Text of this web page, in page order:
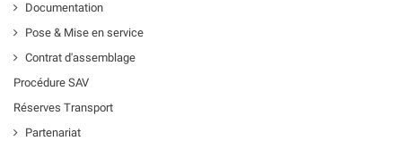
Documentation
Pose & Mise en service
Contrat d'assemblage
Procédure SAV
Réserves Transport
Partenariat